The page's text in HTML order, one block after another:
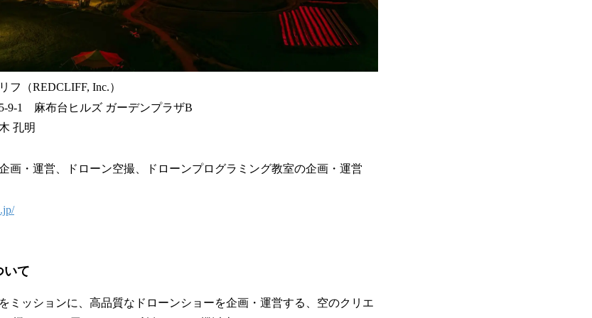
（REDCLIFF, Inc.）
9-1 麻布台ヒルズ ガーデンプラザB
孔明
画・運営、ドローン空撮、ドローンプログラミング教室の企画・運営
いて
ミッションに、高品質なドローンショーを企画・運営する、空のクリエ